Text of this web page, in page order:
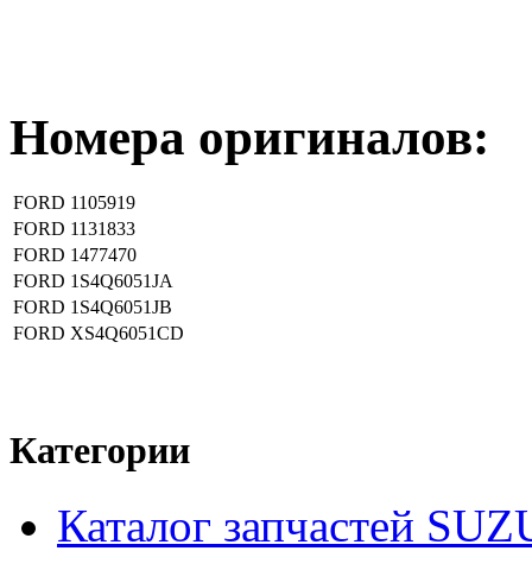
Номера оригиналов:
FORD 1105919
FORD 1131833
FORD 1477470
FORD 1S4Q6051JA
FORD 1S4Q6051JB
FORD XS4Q6051CD
Категории
Каталог запчастей